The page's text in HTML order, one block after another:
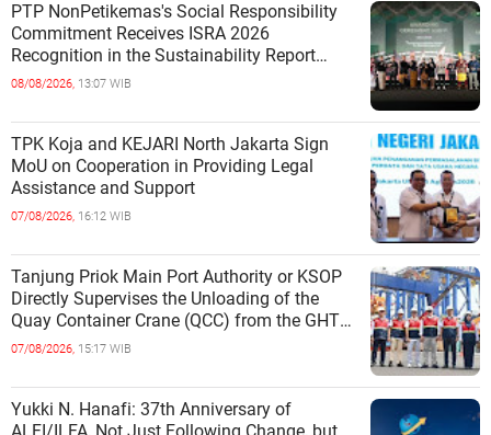
PTP NonPetikemas's Social Responsibility
Commitment Receives ISRA 2026
Recognition in the Sustainability Report
Category
08/08/2026, 13:07 WIB
TPK Koja and KEJARI North Jakarta Sign
MoU on Cooperation in Providing Legal
Assistance and Support
07/08/2026, 16:12 WIB
Tanjung Priok Main Port Authority or KSOP
Directly Supervises the Unloading of the
Quay Container Crane (QCC) from the GHT
Marimas Ship at the North J
07/08/2026, 15:17 WIB
Yukki N. Hanafi: 37th Anniversary of